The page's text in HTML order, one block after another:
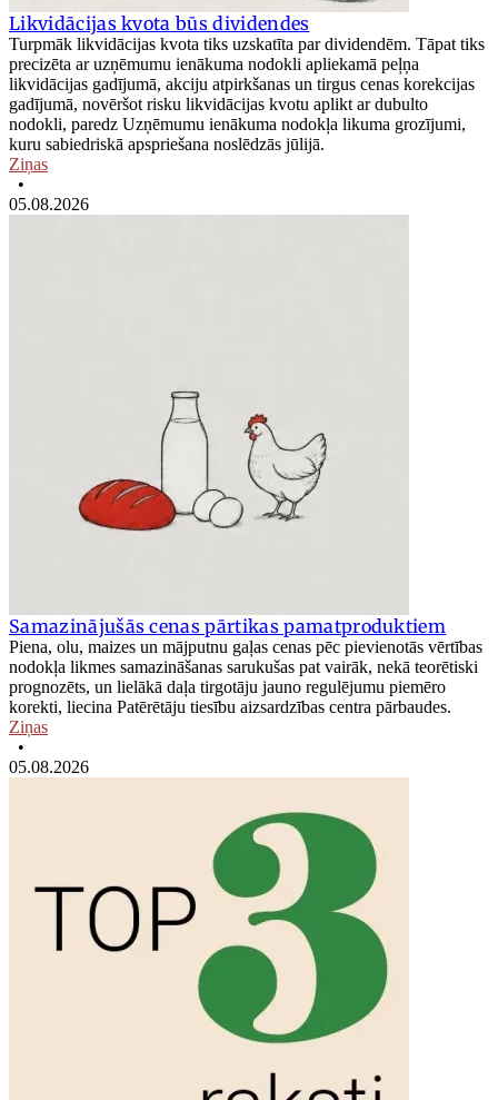
Likvidācijas kvota būs dividendes
Turpmāk likvidācijas kvota tiks uzskatīta par dividendēm. Tāpat tiks
precizēta ar uzņēmumu ienākuma nodokli apliekamā peļņa
likvidācijas gadījumā, akciju atpirkšanas un tirgus cenas korekcijas
gadījumā, novēršot risku likvidācijas kvotu aplikt ar dubulto
nodokli, paredz Uzņēmumu ienākuma nodokļa likuma grozījumi,
kuru sabiedriskā apspriešana noslēdzās jūlijā.
Ziņas
•
05.08.2026
Samazinājušās cenas pārtikas pamatproduktiem
Piena, olu, maizes un mājputnu gaļas cenas pēc pievienotās vērtības
nodokļa likmes samazināšanas sarukušas pat vairāk, nekā teorētiski
prognozēts, un lielākā daļa tirgotāju jauno regulējumu piemēro
korekti, liecina Patērētāju tiesību aizsardzības centra pārbaudes.
Ziņas
•
05.08.2026